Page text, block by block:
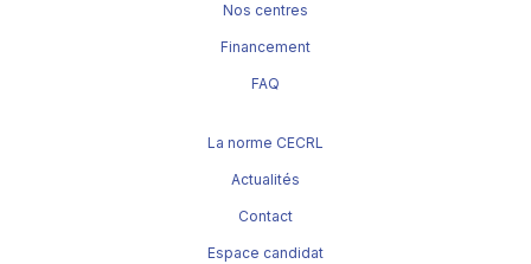
Nos centres
Financement
FAQ
La norme CECRL
Actualités
Contact
Espace candidat